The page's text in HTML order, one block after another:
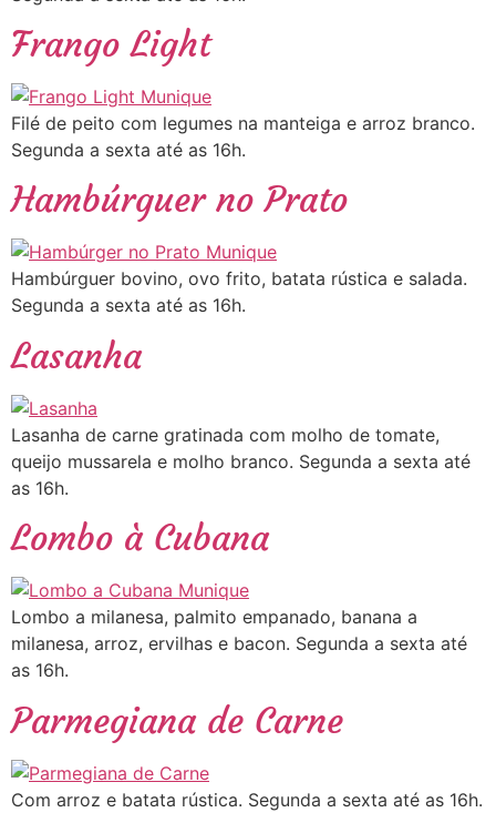
Frango Light
Filé de peito com legumes na manteiga e arroz branco.
Segunda a sexta até as 16h.
Hambúrguer no Prato
Hambúrguer bovino, ovo frito, batata rústica e salada.
Segunda a sexta até as 16h.
Lasanha
Lasanha de carne gratinada com molho de tomate,
queijo mussarela e molho branco. Segunda a sexta até
as 16h.
Lombo à Cubana
Lombo a milanesa, palmito empanado, banana a
milanesa, arroz, ervilhas e bacon. Segunda a sexta até
as 16h.
Parmegiana de Carne
Com arroz e batata rústica. Segunda a sexta até as 16h.